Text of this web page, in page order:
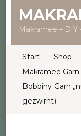
Makramee – DIY
Start Shop
Makramee
Bobbiny Garn
gezwirnt)